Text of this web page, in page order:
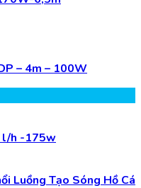
– 4m – 100W
l/h -175w